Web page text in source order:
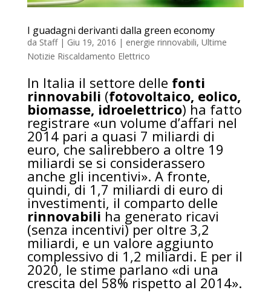
I guadagni derivanti dalla green economy
da Staff| Giu 19, 2016 | energie rinnovabili, Ultime
Notizie Riscaldamento Elettrico
In Italia il settore delle fonti
rinnovabili (fotovoltaico, eolico,
biomasse, idroelettrico) ha fatto
registrare «un volume d’affari nel
2014 pari a quasi 7 miliardi di
euro, che salirebbero a oltre 19
miliardi se si considerassero
anche gli incentivi». A fronte,
quindi, di 1,7 miliardi di euro di
investimenti, il comparto delle
rinnovabili ha generato ricavi
(senza incentivi) per oltre 3,2
miliardi, e un valore aggiunto
complessivo di 1,2 miliardi. E per il
2020, le stime parlano «di una
crescita del 58% rispetto al 2014».